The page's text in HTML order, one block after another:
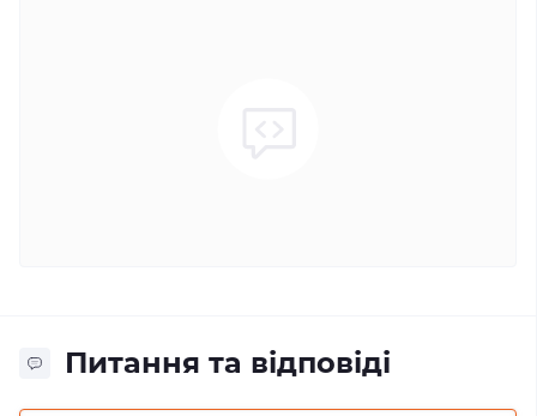
Питання та відповіді